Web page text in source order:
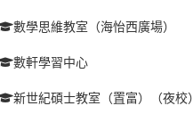
數學思維教室（海怡西廣場）
數軒學習中心
新世紀碩士教室（置富）（夜校）